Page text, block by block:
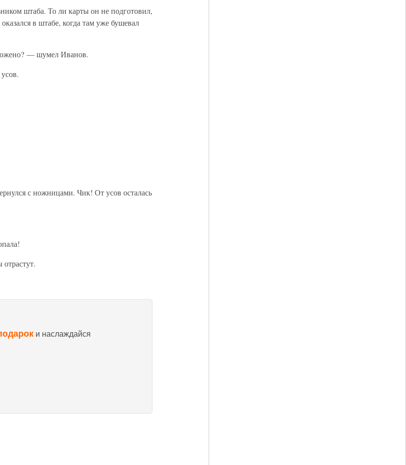
штаба. То ли карты он не подготовил,
в штабе, когда там уже бушевал
— шумел Иванов.
с ножницами. Чик! От усов осталась
и наслаждайся